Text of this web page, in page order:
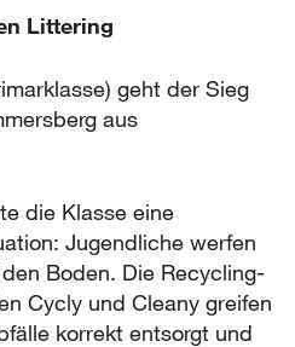
Littering
geht der Sieg
aus
die Klasse eine
Jugendliche werfen
Boden. Die Recycling-
Cycly und Cleany greifen
korrekt entsorgt und